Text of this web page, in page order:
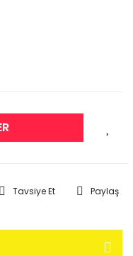
Tavsiye Et Paylaş